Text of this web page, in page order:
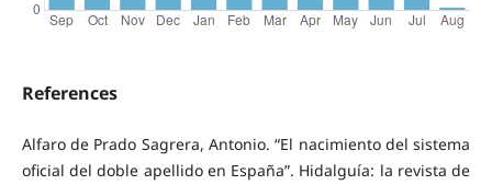
References
Alfaro de Prado Sagrera, Antonio. “El nacimiento del sistema
oficial del doble apellido en España”. Hidalguía: la revista de